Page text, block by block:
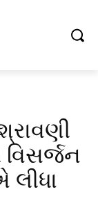
લીધા